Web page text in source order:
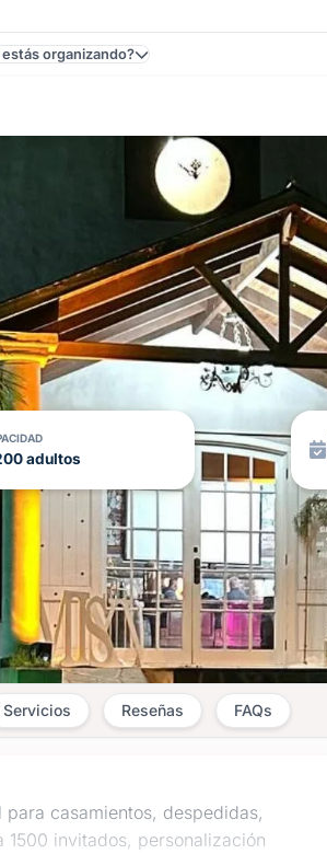
estás organizando?
adultos
Servicios Reseñas FAQs
casamientos, despedidas,
invitados, personalización